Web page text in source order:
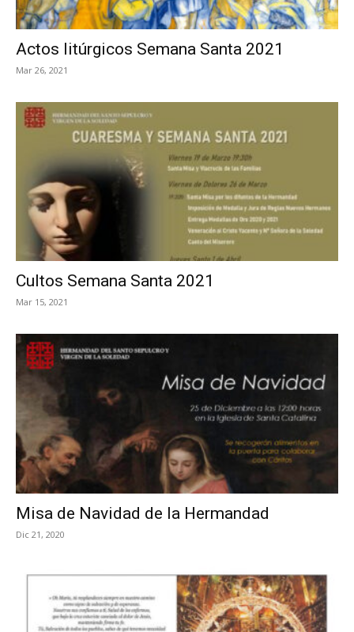
Actos litúrgicos Semana Santa 2021
Mar 26, 2021
Cultos Semana Santa 2021
Mar 15, 2021
Misa de Navidad de la Hermandad
Dic 21, 2020